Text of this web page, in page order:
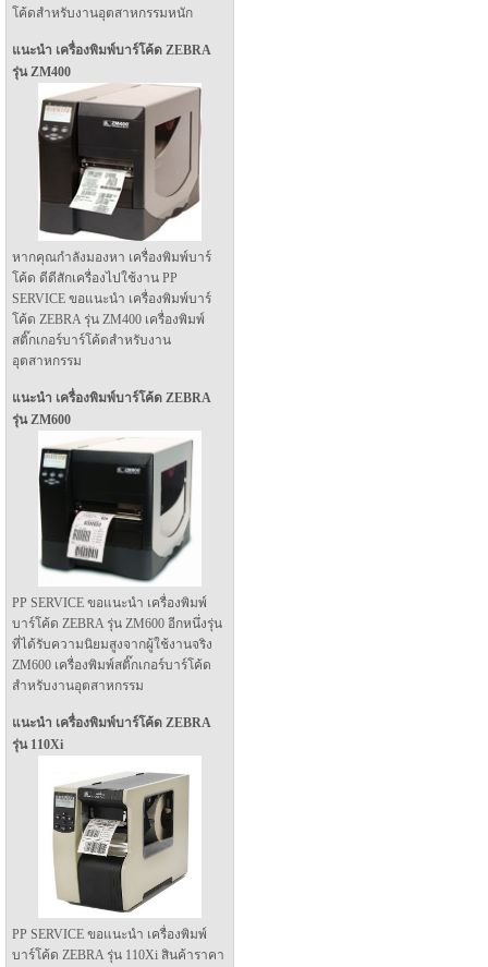
โค้ดสำหรับงานอุตสาหกรรมหนัก
แนะนำ เครื่องพิมพ์บาร์โค้ด ZEBRA
รุ่น ZM400
หากคุณกำลังมองหา เครื่องพิมพ์บาร์
โค้ด ดีดีสักเครื่องไปใช้งาน PP
SERVICE ขอแนะนำ เครื่องพิมพ์บาร์
โค้ด ZEBRA รุ่น ZM400 เครื่องพิมพ์
สติ๊กเกอร์บาร์โค้ดสำหรับงาน
อุตสาหกรรม
แนะนำ เครื่องพิมพ์บาร์โค้ด ZEBRA
รุ่น ZM600
PP SERVICE ขอแนะนำ เครื่องพิมพ์
บาร์โค้ด ZEBRA รุ่น ZM600 อีกหนึ่งรุ่น
ที่ได้รับความนิยมสูงจากผู้ใช้งานจริง
ZM600 เครื่องพิมพ์สติ๊กเกอร์บาร์โค้ด
สำหรับงานอุตสาหกรรม
แนะนำ เครื่องพิมพ์บาร์โค้ด ZEBRA
รุ่น 110Xi
PP SERVICE ขอแนะนำ เครื่องพิมพ์
บาร์โค้ด ZEBRA รุ่น 110Xi สินค้าราคา